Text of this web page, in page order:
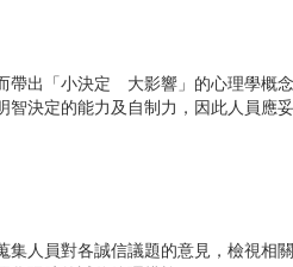
帶出「小決定 大影響」的心理學概念
決定的能力及自制力，因此人員應
人員對各誠信議題的意見，檢視相